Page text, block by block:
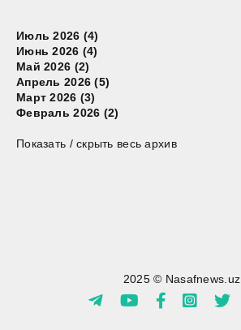
Июль 2026 (4)
Июнь 2026 (4)
Май 2026 (2)
Апрель 2026 (5)
Март 2026 (3)
Февраль 2026 (2)
Показать / скрыть весь архив
2025 © Nasafnews.uz